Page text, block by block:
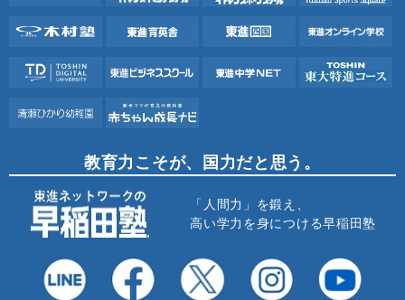
教育力こそが、国力だと思う。
「人間力」を鍛え、
高い学力を身につける早稲田塾